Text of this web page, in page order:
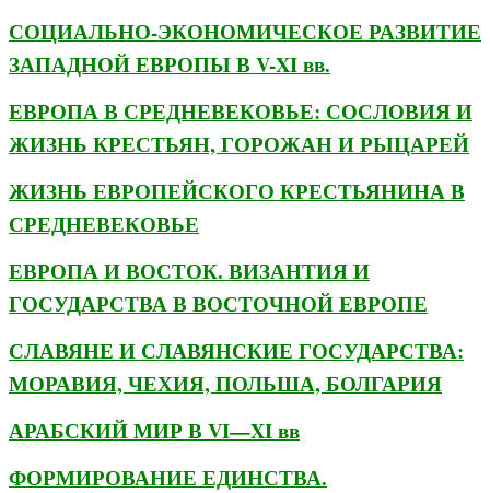
СОЦИАЛЬНО-ЭКОНОМИЧЕСКОЕ РАЗВИТИЕ
ЗАПАДНОЙ ЕВРОПЫ В V-XI вв.
ЕВРОПА В СРЕДНЕВЕКОВЬЕ: СОСЛОВИЯ И
ЖИЗНЬ КРЕСТЬЯН, ГОРОЖАН И РЫЦАРЕЙ
ЖИЗНЬ ЕВРОПЕЙСКОГО КРЕСТЬЯНИНА В
СРЕДНЕВЕКОВЬЕ
ЕВРОПА И ВОСТОК. ВИЗАНТИЯ И
ГОСУДАРСТВА В ВОСТОЧНОЙ ЕВРОПЕ
СЛАВЯНЕ И СЛАВЯНСКИЕ ГОСУДАРСТВА:
МОРАВИЯ, ЧЕХИЯ, ПОЛЬША, БОЛГАРИЯ
АРАБСКИЙ МИР В VI—XI вв
ФОРМИРОВАНИЕ ЕДИНСТВА.